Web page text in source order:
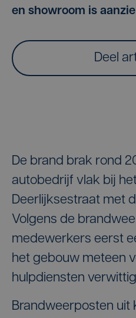
en showroom is
Deel
De brand brak rond
autobedrijf vlak bij
Deerlijksestraat met
Volgens de
medewerkers eerst
het gebouw meteen
hulpdiensten
Brandweerposten uit